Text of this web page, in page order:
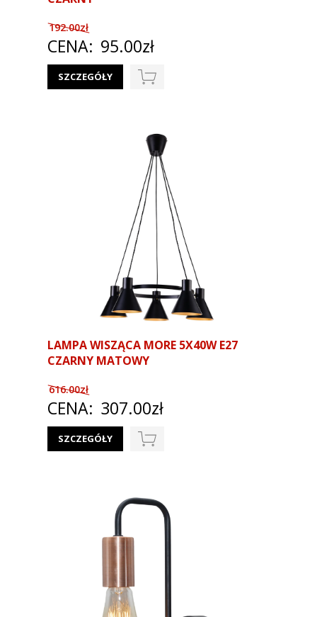
192.00zł
CENA: 95.00zł
SZCZEGÓŁY
LAMPA WISZĄCA MORE 5X40W E27
CZARNY MATOWY
616.00zł
CENA: 307.00zł
SZCZEGÓŁY